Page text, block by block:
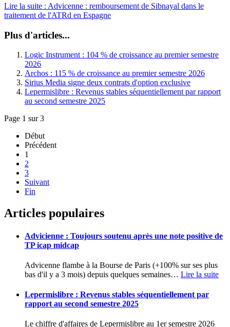
Lire la suite : Advicenne : remboursement de Sibnayal dans le
traitement de l'ATRd en Espagne
Plus d'articles...
Logic Instrument : 104 % de croissance au premier semestre
2026
Archos : 115 % de croissance au premier semestre 2026
Sirius Media signe deux contrats d'option exclusive
Lepermislibre : Revenus stables séquentiellement par rapport
au second semestre 2025
Page 1 sur 3
Début
Précédent
1
2
3
Suivant
Fin
Articles populaires
Advicienne : Toujours soutenu après une note positive de
TP icap midcap
Advicenne flambe à la Bourse de Paris (+100% sur ses plus
bas d'il y a 3 mois) depuis quelques semaines… Lire la suite
Lepermislibre : Revenus stables séquentiellement par
rapport au second semestre 2025
Le chiffre d'affaires de Lepermislibre au 1er semestre 2026